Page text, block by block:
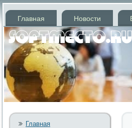
Главная Новости
Главная